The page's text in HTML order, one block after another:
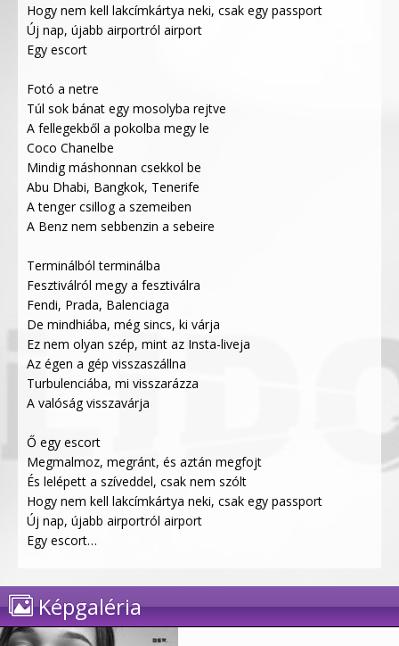
Hogy nem kell lakcímkártya neki, csak egy passport
Új nap, újabb airportról airport
Egy escort
Fotó a netre
Túl sok bánat egy mosolyba rejtve
A fellegekből a pokolba megy le
Coco Chanelbe
Mindig máshonnan csekkol be
Abu Dhabi, Bangkok, Tenerife
A tenger csillog a szemeiben
A Benz nem sebbenzin a sebeire
Terminálból terminálba
Fesztiválról megy a fesztiválra
Fendi, Prada, Balenciaga
De mindhiába, még sincs, ki várja
Ez nem olyan szép, mint az Insta-liveja
Az égen a gép visszaszállna
Turbulenciába, mi visszarázza
A valóság visszavárja
Ő egy escort
Megmalmoz, megránt, és aztán megfojt
És lelépett a szíveddel, csak nem szólt
Hogy nem kell lakcímkártya neki, csak egy passport
Új nap, újabb airportról airport
Egy escort…
Képgaléria